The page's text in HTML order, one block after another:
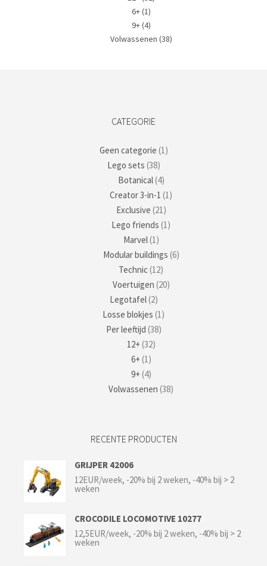
6+(1)
9+(4)
Volwassenen (38)
CATEGORIE
Geen categorie (1)
Lego sets (38)
Botanical(4)
Creator 3-in-1 (1)
Exclusive (21)
Lego friends (1)
Marvel(1)
Modular buildings (6)
Technic(12)
Voertuigen (20)
Legotafel(2)
Losse blokjes (1)
Per leeftijd (38)
12+ (32)
6+ (1)
9+ (4)
Volwassenen (38)
RECENTE PRODUCTEN
GRIJPER 42006
12EUR/week, -20% bij 2 weken, -40% bij > 2
weken
CROCODILE LOCOMOTIVE 10277
12,5EUR/week, -20% bij 2 weken, -40% bij > 2
weken